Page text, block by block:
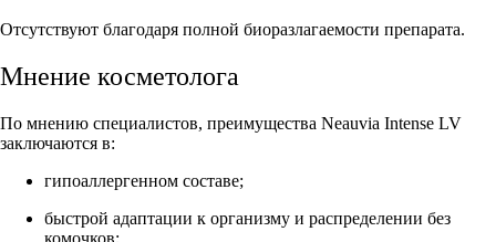
Отсутствуют благодаря полной биоразлагаемости препарата.
Мнение косметолога
По мнению специалистов, преимущества Neauvia Intense LV
заключаются в:
гипоаллергенном составе;
быстрой адаптации к организму и распределении без
комочков;